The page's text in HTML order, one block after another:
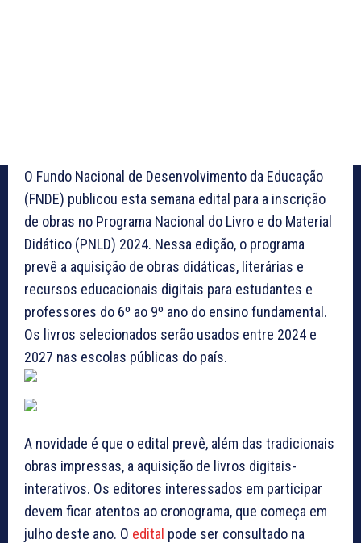
O Fundo Nacional de Desenvolvimento da Educação
(FNDE) publicou esta semana edital para a inscrição
de obras no Programa Nacional do Livro e do Material
Didático (PNLD) 2024. Nessa edição, o programa
prevê a aquisição de obras didáticas, literárias e
recursos educacionais digitais para estudantes e
professores do 6º ao 9º ano do ensino fundamental.
Os livros selecionados serão usados entre 2024 e
2027 nas escolas públicas do país.
A novidade é que o edital prevê, além das tradicionais
obras impressas, a aquisição de livros digitais-
interativos. Os editores interessados em participar
devem ficar atentos ao cronograma, que começa em
julho deste ano. O edital pode ser consultado na